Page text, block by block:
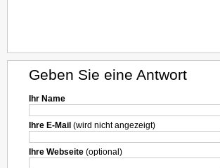
Geben Sie eine Antwort
Ihr Name
Ihre E-Mail (wird nicht angezeigt)
Ihre Webseite (optional)